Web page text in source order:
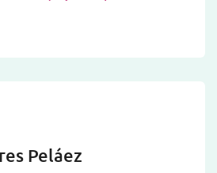
Peláez